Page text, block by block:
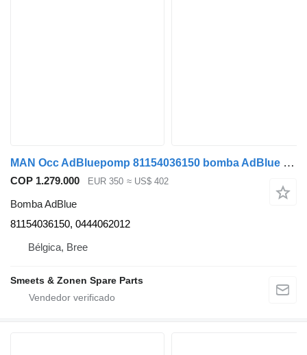
MAN Occ AdBluepomp 81154036150 bomba AdBlue para camión
COP 1.279.000 EUR 350 ≈ US$ 402
Bomba AdBlue
81154036150, 0444062012
Bélgica, Bree
Smeets & Zonen Spare Parts